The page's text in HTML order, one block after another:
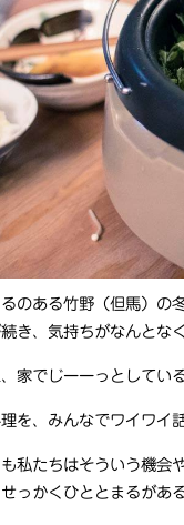
のある竹野（但馬）の
き、気持ちがなんとな
家でじーーっとしてい
を、みんなでワイワイ
私たちはそういう機会
っかくひととまるがあ